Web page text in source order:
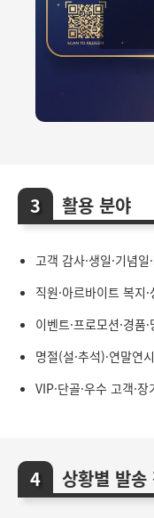
활용 분야
고객 감사·생일·기념
직원·아르바이트 복지
이벤트·프로모션·경품
명절(설·추석)·연말연
VIP·단골·우수 고객·
상황별 발